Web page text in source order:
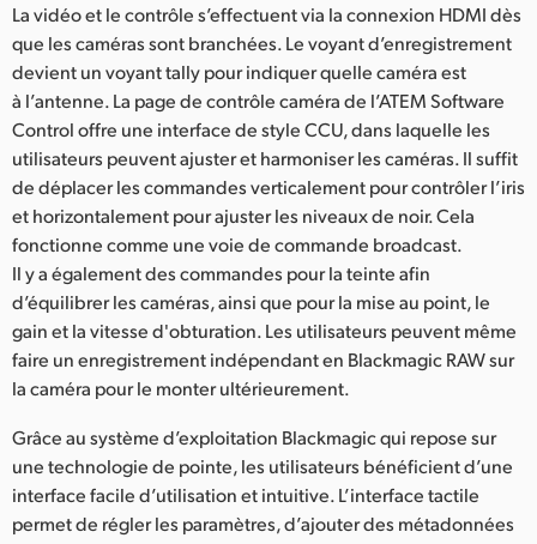
Ukraine
United Kingdom
United States
La vidéo et le contrôle s’effectuent via la connexion HDMI dès
que les caméras sont branchées. Le voyant d’enregistrement
devient un voyant tally pour indiquer quelle caméra est
à l’antenne. La page de contrôle caméra de l’ATEM Software
Control offre une interface de style CCU, dans laquelle les
utilisateurs peuvent ajuster et harmoniser les caméras. Il suffit
de déplacer les commandes verticalement pour contrôler l’iris
et horizontalement pour ajuster les niveaux de noir. Cela
fonctionne comme une voie de commande broadcast.
Il y a également des commandes pour la teinte afin
d’équilibrer les caméras, ainsi que pour la mise au point, le
gain et la vitesse d'obturation. Les utilisateurs peuvent même
faire un enregistrement indépendant en Blackmagic RAW sur
la caméra pour le monter ultérieurement.
Grâce au système d’exploitation Blackmagic qui repose sur
une technologie de pointe, les utilisateurs bénéficient d’une
interface facile d’utilisation et intuitive. L’interface tactile
permet de régler les paramètres, d’ajouter des métadonnées